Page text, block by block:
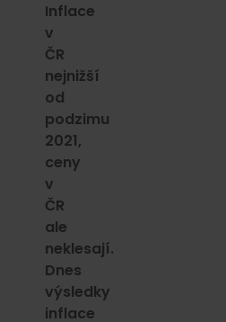
Inflace
v
ČR
nejnižší
od
podzimu
2021,
ceny
v
ČR
ale
neklesají.
Dnes
výsledky
inflace